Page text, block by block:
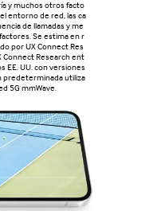
y muchos otros facto
entorno de red, las ca
de llamadas y me
Se estima en r
por UX Connect Res
Connect Research ent
EE. UU. con versiones
predeterminada utiliza
5G mmWave.